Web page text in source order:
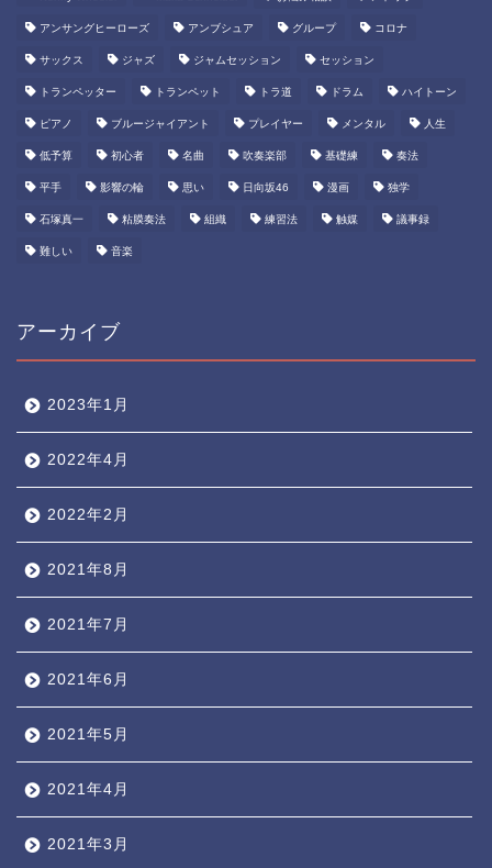
アンサングヒーローズ アンブシュア グループ コロナ
サックス ジャズ ジャムセッション セッション
トランペッター トランペット トラ道 ドラム ハイトーン
ピアノ ブルージャイアント プレイヤー メンタル 人生
低予算 初心者 名曲 吹奏楽部 基礎練 奏法
平手 影響の輪 思い 日向坂46 漫画 独学
石塚真一 粘膜奏法 組織 練習法 触媒 議事録
難しい 音楽
アーカイブ
2023年1月
2022年4月
2022年2月
2021年8月
2021年7月
2021年6月
2021年5月
2021年4月
2021年3月